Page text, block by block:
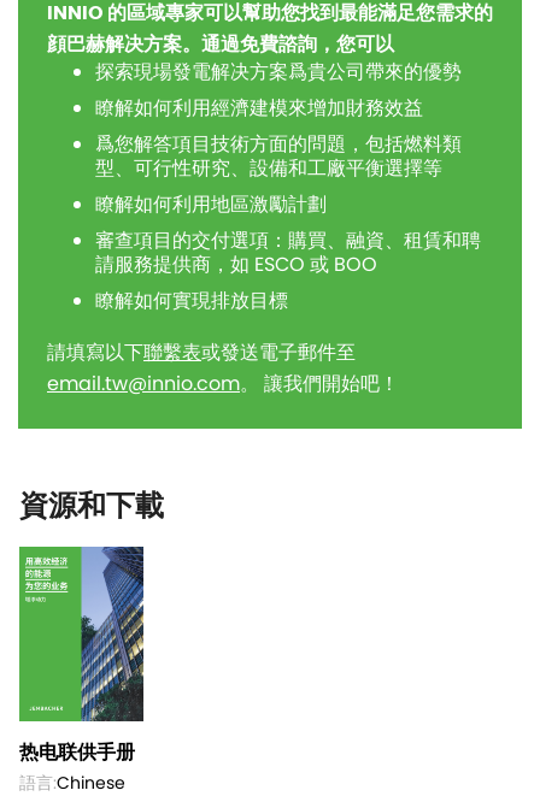
INNIO 的區域專家可以幫助您找到最能滿足您需求的
顔巴赫解决方案。通過免費諮詢，您可以
探索現場發電解决方案爲貴公司帶來的優勢
瞭解如何利用經濟建模來增加財務效益
爲您解答項目技術方面的問題，包括燃料類
型、可行性研究、設備和工廠平衡選擇等
瞭解如何利用地區激勵計劃
審查項目的交付選項：購買、融資、租賃和聘
請服務提供商，如 ESCO 或 BOO
瞭解如何實現排放目標
請填寫以下聯繫表或發送電子郵件至
email.tw@innio.com。 讓我們開始吧！
資源和下載
热电联供手册
語言:Chinese